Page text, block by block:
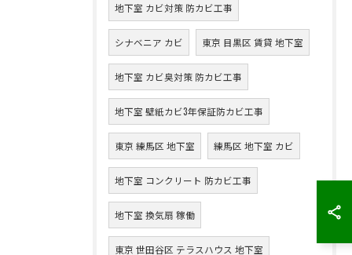
地下室 カビ対策 防カビ工事
シナベニア カビ 東京 目黒区 賃貸 地下室
地下室 カビ臭対策 防カビ工事
地下室 壁紙カビ3年保証防カビ工事
東京 練馬区 地下室 練馬区 地下室 カビ
地下室 コンクリート 防カビ工事
地下室 換気扇 稼働
東京 世田谷区 テラスハウス 地下室